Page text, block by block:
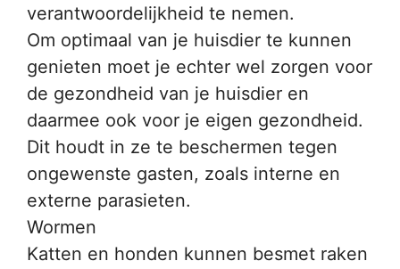
verantwoordelijkheid te nemen.
Om optimaal van je huisdier te kunnen
genieten moet je echter wel zorgen voor
de gezondheid van je huisdier en
daarmee ook voor je eigen gezondheid.
Dit houdt in ze te beschermen tegen
ongewenste gasten, zoals interne en
externe parasieten.
Wormen
Katten en honden kunnen besmet raken